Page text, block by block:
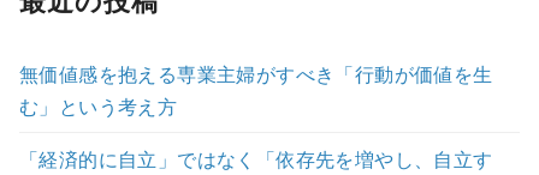
無価値感を抱える専業主婦がすべき「行動が価値を生
む」という考え方
「経済的に自立」ではなく「依存先を増やし、自立す